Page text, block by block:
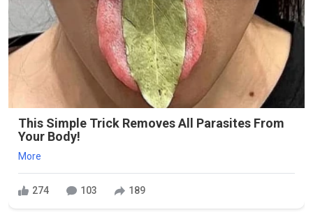
This Simple Trick Removes All Parasites From
Your Body!
More
274 103 189